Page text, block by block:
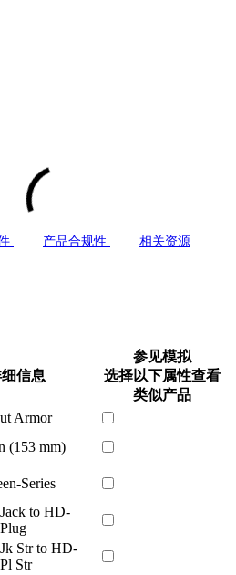
产品合规性
相关资源
信息
参见模拟
选择以下属性查看
类似产品
Armor
(153 mm)
Series
to HD-
Str to HD-
Str